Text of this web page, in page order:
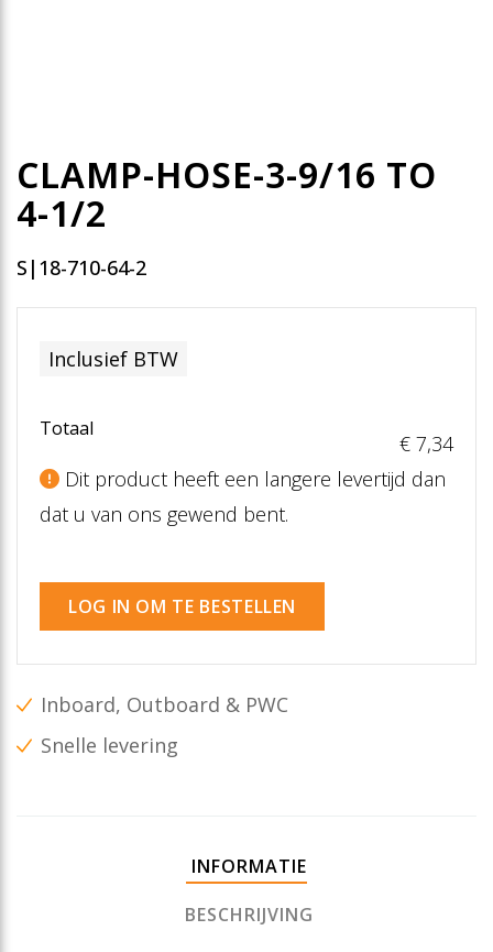
CLAMP-HOSE-3-9/16 TO
4-1/2
S|18-710-64-2
Inclusief BTW
Totaal
€ 7,34
Dit product heeft een langere levertijd dan
dat u van ons gewend bent.
LOG IN OM TE BESTELLEN
Inboard, Outboard & PWC
Snelle levering
INFORMATIE
BESCHRIJVING